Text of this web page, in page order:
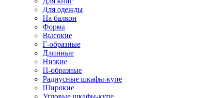
Для одежды
На балкон
Форма
Высокие
Г-образные
Длинные
Низкие
П-образные
Радиусные шкафы-купе
Широкие
Угловые шкафы-купе